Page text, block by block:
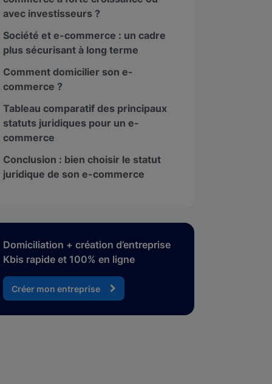
avec investisseurs ?
Société et e-commerce : un cadre
plus sécurisant à long terme
Comment domicilier son e-
commerce ?
Tableau comparatif des principaux
statuts juridiques pour un e-
commerce
Conclusion : bien choisir le statut
juridique de son e-commerce
Domiciliation + création d’entreprise
Kbis rapide et 100% en ligne
Créer mon entreprise